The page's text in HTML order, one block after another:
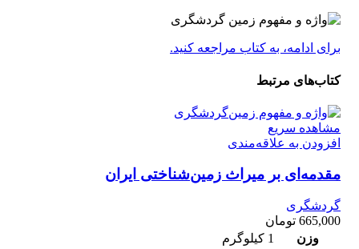
برای ادامه، به کتاب مراجعه کنید.
کتاب‌های مرتبط
مشاهده سریع
افزودن به علاقه‌مندی
مقدمه‌‌ای بر میراث زمین‌‌شناختی ایران
گردشگری
665,000 تومان
وزن
1 کیلوگرم